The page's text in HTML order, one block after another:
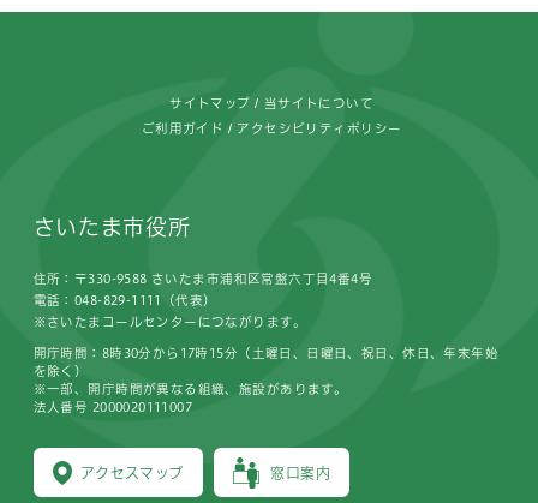
サイトマップ 当サイトについて
ご利用ガイド アクセシビリティポリシー
さいたま市役所
住所：〒330-9588 さいたま市浦和区常盤六丁目4番4号
電話：048-829-1111（代表）
※さいたまコールセンターにつながります。
アクセスマップ 窓口案内
開庁時間：8時30分から17時15分（土曜日、日曜日、祝日、休日、年末年始
を除く）
※一部、開庁時間が異なる組織、施設があります。
法人番号 2000020111007